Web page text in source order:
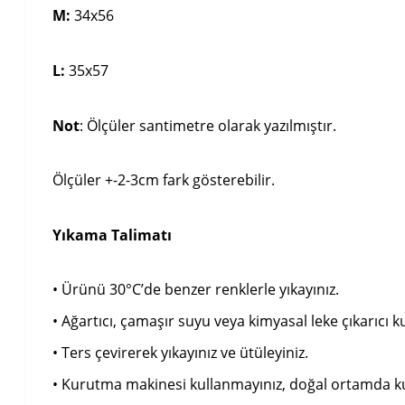
M: 34x56
L: 35x57
Not: Ölçüler santimetre olarak yazılmıştır.
Ölçüler +-2-3cm fark gösterebilir.
Yıkama Talimatı
• Ürünü 30°C’de benzer renklerle yıkayınız.
• Ağartıcı, çamaşır suyu veya kimyasal leke çıkarıcı
• Ters çevirerek yıkayınız ve ütüleyiniz.
• Kurutma makinesi kullanmayınız, doğal ortamda